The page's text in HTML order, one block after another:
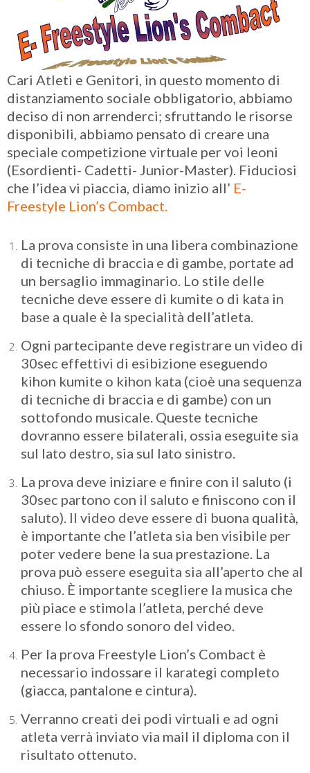
Cari Atleti e Genitori, in questo momento di
distanziamento sociale obbligatorio, abbiamo
deciso di non arrenderci; sfruttando le risorse
disponibili, abbiamo pensato di creare una
speciale competizione virtuale per voi leoni
(Esordienti- Cadetti- Junior-Master). Fiduciosi
che l’idea vi piaccia, diamo inizio all’ E-
Freestyle Lion’s Combact.
La prova consiste in una libera combinazione
di tecniche di braccia e di gambe, portate ad
un bersaglio immaginario. Lo stile delle
tecniche deve essere di kumite o di kata in
base a quale è la specialità dell’atleta.
Ogni partecipante deve registrare un video di
30sec effettivi di esibizione eseguendo
kihon kumite o kihon kata (cioè una sequenza
di tecniche di braccia e di gambe) con un
sottofondo musicale. Queste tecniche
dovranno essere bilaterali, ossia eseguite sia
sul lato destro, sia sul lato sinistro.
La prova deve iniziare e finire con il saluto (i
30sec partono con il saluto e finiscono con il
saluto). Il video deve essere di buona qualità,
è importante che l’atleta sia ben visibile per
poter vedere bene la sua prestazione. La
prova può essere eseguita sia all’aperto che al
chiuso. È importante scegliere la musica che
più piace e stimola l’atleta, perché deve
essere lo sfondo sonoro del video.
Per la prova Freestyle Lion’s Combact è
necessario indossare il karategi completo
(giacca, pantalone e cintura).
Verranno creati dei podi virtuali e ad ogni
atleta verrà inviato via mail il diploma con il
risultato ottenuto.